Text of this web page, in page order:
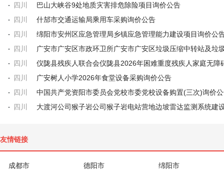
四川
巴山大峡谷9处地质灾害排危除险项目询价公告
四川
什邡市交通运输局乘用车采购询价公告
四川
绵阳市安州区应急管理局乡镇应急管理能力建设项目询价公
四川
四川
四川
广安树人小学2026年食堂设备采购询价公告
四川
中国共产党资阳市委员会党校市委党校设备购置(三次)询价
四川
友情链接
成都市 德阳市 绵阳市